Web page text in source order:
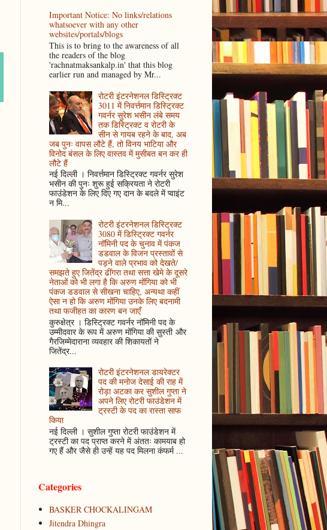
Important Notice: No links/relations
whatsoever with any other
websites/portals/blogs
This is to bring to the awareness of all
the readers of the blog
'rachnatmaksankalp.in' that this blog
earlier run and managed by Mr...
रोटरी इंटरनेशनल डिस्ट्रिक्ट
3011 में निवर्त्तमान डिस्ट्रिक्ट
गवर्नर सुरेश भसीन लंबे समय
तक डिस्ट्रिक्ट व रोटरी के
सीन से गायब रहने के बाद, अब
जब पुनः वापस लौटे हैं, तो विनय भाटिया और
विनोद बंसल के लिए वास्तव में मुसीबत बन कर ही
लौटे हैं
नई दिल्ली । निवर्त्तमान डिस्ट्रिक्ट गवर्नर सुरेश
भसीन की पुनः शुरू हुई सक्रियता ने रोटरी
फाउंडेशन के लिए दिए गए दान के बदले में प्वाइंट
न मि...
रोटरी इंटरनेशनल डिस्ट्रिक्ट
3080 में डिस्ट्रिक्ट गवर्नर
नॉमिनी पद के चुनाव में पंकज
डडवाल के विजन प्रस्तावों से
पड़ने वाले प्रभाव को देखते/
समझते हुए जितेंद्र ढींगरा तथा सत्ता खेमे के दूसरे
नेताओं को भी लगा है कि अरुण मोंगिया को भी
पंकज डडवाल से सीखना चाहिए, अन्यथा कहीं
ऐसा न हो कि अरुण मोंगिया उनके लिए बदनामी
तथा फजीहत का कारण बन जाएँ
कुरुक्षेत्र । डिस्ट्रिक्ट गवर्नर नॉमिनी पद के
उम्मीदवार के रूप में अरुण मोंगिया की सुस्ती और
गैरजिम्मेदाराना व्यवहार की शिकायतों ने
जितेंद्र...
रोटरी इंटरनेशनल डायरेक्टर
पद की मनोज देसाई की राह में
रोड़ा अटका कर सुशील गुप्ता ने
अपने लिए रोटरी फाउंडेशन में
ट्रस्टी के पद का रास्ता साफ
किया
नई दिल्ली । सुशील गुप्ता रोटरी फाउंडेशन में
ट्रस्टी का पद प्राप्त करने में अंततः कामयाब हो
गए हैं और जैसे ही उन्हें यह पद मिलना कंफर्म ...
Categories
BASKER CHOCKALINGAM
Jitendra Dhingra